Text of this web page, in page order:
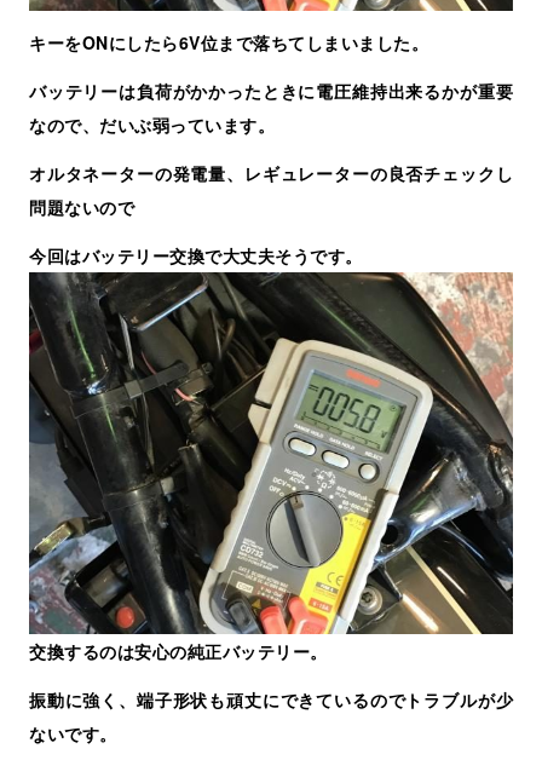
キーをONにしたら6V位まで落ちてしまいました。
バッテリーは負荷がかかったときに電圧維持出来るかが重要
なので、だいぶ弱っています。
オルタネーターの発電量、レギュレーターの良否チェックし
問題ないので
今回はバッテリー交換で大丈夫そうです。
交換するのは安心の純正バッテリー。
振動に強く、端子形状も頑丈にできているのでトラブルが少
ないです。